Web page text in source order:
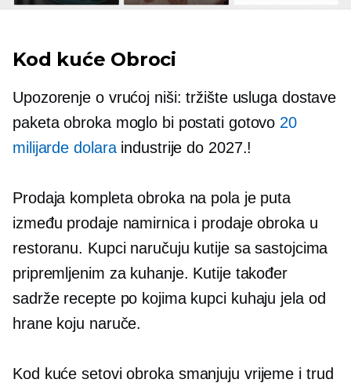
Kod kuće Obroci
Upozorenje o vrućoj niši: tržište usluga dostave
paketa obroka moglo bi postati gotovo 20
milijarde dolaraindustrije do 2027.!
Prodaja kompleta obroka na pola je puta
između prodaje namirnica i prodaje obroka u
restoranu. Kupci naručuju kutije sa sastojcima
pripremljenim za kuhanje. Kutije također
sadrže recepte po kojima kupci kuhaju jela od
hrane koju naruče.
Kod kuće setovi obroka smanjuju vrijeme i trud